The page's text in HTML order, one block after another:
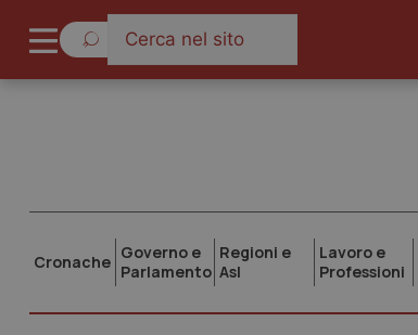
Cronache Governo e
Parlamento
Regioni e
Asl
Lavoro e
Professioni